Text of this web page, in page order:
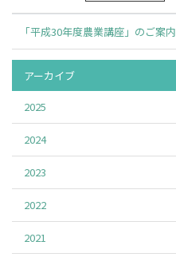
「平成30年度農業講座」のご案内
アーカイブ
2025
2024
2023
2022
2021